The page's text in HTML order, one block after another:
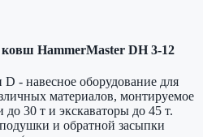
HammerMaster DH 3-12
- навесное оборудование для
материалов, монтируемое
30 т и экскаваторы до 45 т.
и обратной засыпки